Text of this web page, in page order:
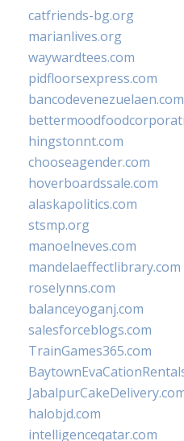
catfriends-bg.org
marianlives.org
waywardtees.com
pidfloorsexpress.com
bancodevenezuelaen.com
hingstonnt.com
chooseagender.com
hoverboardssale.com
alaskapolitics.com
stsmp.org
manoelneves.com
mandelaeffectlibrary.com
roselynns.com
balanceyoganj.com
salesforceblogs.com
TrainGames365.com
halobjd.com
intelligenceqatar.com